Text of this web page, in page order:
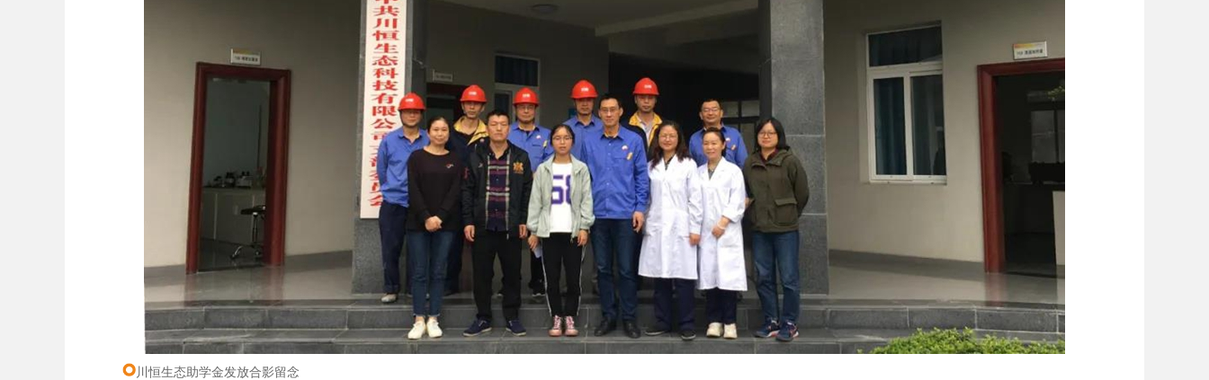
川恒生态助学金发放合影留念